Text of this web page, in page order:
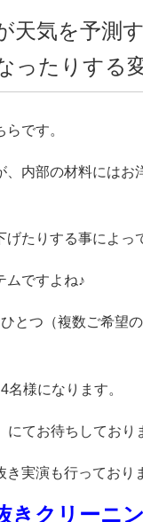
天気を予測
ったりする
です。
内部の材料には
たりする事によっ
ムですよね♪
とつ（複数ご希望
様になります。
にてお待ちしており
実演も行っており
きクリーニ